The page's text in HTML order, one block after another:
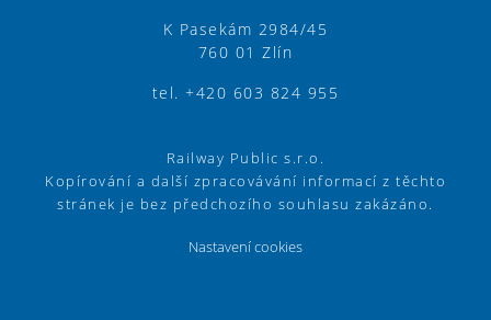
K Pasekám 2984/45
760 01 Zlín
tel. +420 603 824 955
Railway Public s.r.o.
Kopírování a další zpracovávání informací z těchto
stránek je bez předchozího souhlasu zakázáno.
Nastavení cookies